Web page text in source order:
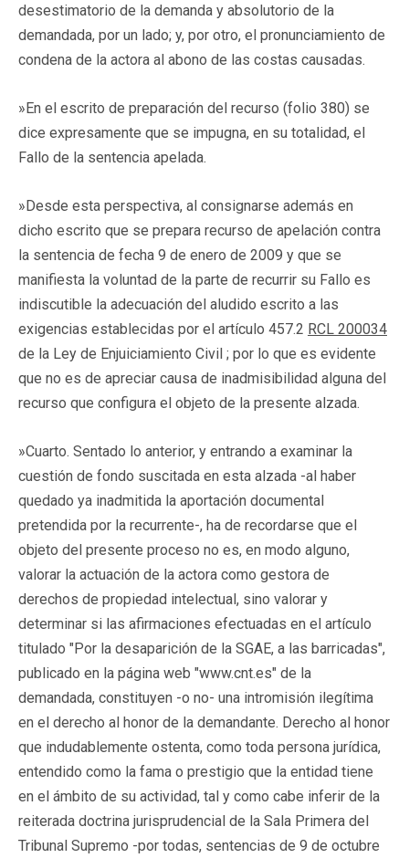
desestimatorio de la demanda y absolutorio de la
demandada, por un lado; y, por otro, el pronunciamiento de
condena de la actora al abono de las costas causadas.
»En el escrito de preparación del recurso (folio 380) se
dice expresamente que se impugna, en su totalidad, el
Fallo de la sentencia apelada.
»Desde esta perspectiva, al consignarse además en
dicho escrito que se prepara recurso de apelación contra
la sentencia de fecha 9 de enero de 2009 y que se
manifiesta la voluntad de la parte de recurrir su Fallo es
indiscutible la adecuación del aludido escrito a las
exigencias establecidas por el artículo 457.2 RCL 200034
de la Ley de Enjuiciamiento Civil ; por lo que es evidente
que no es de apreciar causa de inadmisibilidad alguna del
recurso que configura el objeto de la presente alzada.
»Cuarto. Sentado lo anterior, y entrando a examinar la
cuestión de fondo suscitada en esta alzada -al haber
quedado ya inadmitida la aportación documental
pretendida por la recurrente-, ha de recordarse que el
objeto del presente proceso no es, en modo alguno,
valorar la actuación de la actora como gestora de
derechos de propiedad intelectual, sino valorar y
determinar si las afirmaciones efectuadas en el artículo
titulado "Por la desaparición de la SGAE, a las barricadas",
publicado en la página web "www.cnt.es" de la
demandada, constituyen -o no- una intromisión ilegítima
en el derecho al honor de la demandante. Derecho al honor
que indudablemente ostenta, como toda persona jurídica,
entendido como la fama o prestigio que la entidad tiene
en el ámbito de su actividad, tal y como cabe inferir de la
reiterada doctrina jurisprudencial de la Sala Primera del
Tribunal Supremo -por todas, sentencias de 9 de octubre